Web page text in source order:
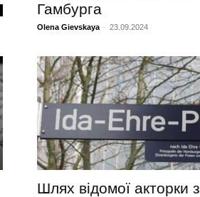
Гамбурга
Olena Gievskaya - 23.09.2024
Шлях відомої акторки з